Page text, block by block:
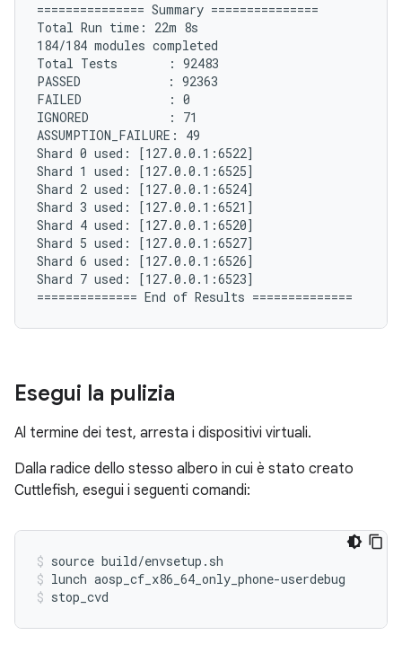
=============== Summary ===============
Total Run time: 22m 8s
184/184 modules completed
Total Tests       : 92483
PASSED            : 92363
FAILED            : 0
IGNORED           : 71
ASSUMPTION_FAILURE: 49
Shard 0 used: [127.0.0.1:6522]
Shard 1 used: [127.0.0.1:6525]
Shard 2 used: [127.0.0.1:6524]
Shard 3 used: [127.0.0.1:6521]
Shard 4 used: [127.0.0.1:6520]
Shard 5 used: [127.0.0.1:6527]
Shard 6 used: [127.0.0.1:6526]
Shard 7 used: [127.0.0.1:6523]
Esegui la pulizia
Al termine dei test, arresta i dispositivi virtuali.
Dalla radice dello stesso albero in cui è stato creato
Cuttlefish, esegui i seguenti comandi:
source build/envsetup.sh
lunch aosp_cf_x86_64_only_phone-userdebug
stop_cvd